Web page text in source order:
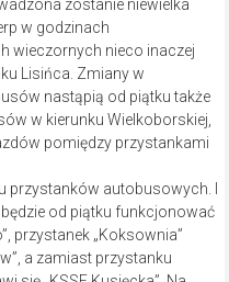
zostanie niewielka
w godzinach
wieczornych nieco inaczej
Lisińca. Zmiany w
nastąpią od piątku także
w kierunku Wielkoborskiej,
pomiędzy przystankami
przystanków autobusowych. I
od piątku funkcjonować
przystanek „Koksownia”
a zamiast przystanku